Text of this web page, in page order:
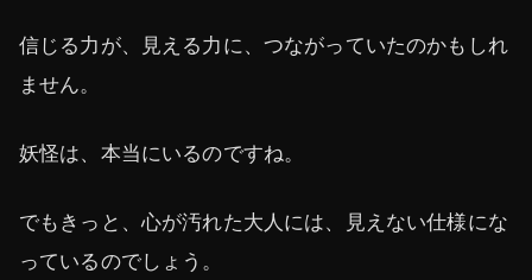
信じる力が、見える力に、つながっていたのかもしれ
ません。
妖怪は、本当にいるのですね。
でもきっと、心が汚れた大人には、見えない仕様にな
っているのでしょう。